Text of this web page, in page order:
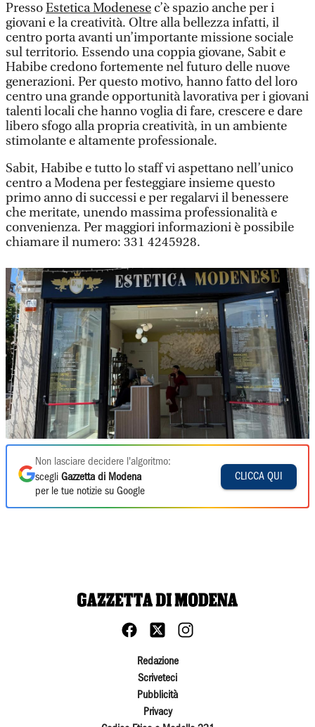
PressoEstetica Modenese c’è spazio anche per i
giovani e la creatività. Oltre alla bellezza infatti, il
centro porta avanti un’importante missione sociale
sul territorio. Essendo una coppia giovane, Sabit e
Habibe credono fortemente nel futuro delle nuove
generazioni. Per questo motivo, hanno fatto del loro
centro una grande opportunità lavorativa per i giovani
talenti locali che hanno voglia di fare, crescere e dare
libero sfogo alla propria creatività, in un ambiente
stimolante e altamente professionale.
Sabit, Habibe e tutto lo staff vi aspettano nell’unico
centro a Modena per festeggiare insieme questo
primo anno di successi e per regalarvi il benessere
che meritate, unendo massima professionalità e
convenienza. Per maggiori informazioni è possibile
chiamare il numero: 331 4245928.
Non lasciare decidere l'algoritmo:
scegli Gazzetta di Modena
per le tue notizie su Google
CLICCA QUI
Redazione
Scriveteci
Pubblicità
Privacy